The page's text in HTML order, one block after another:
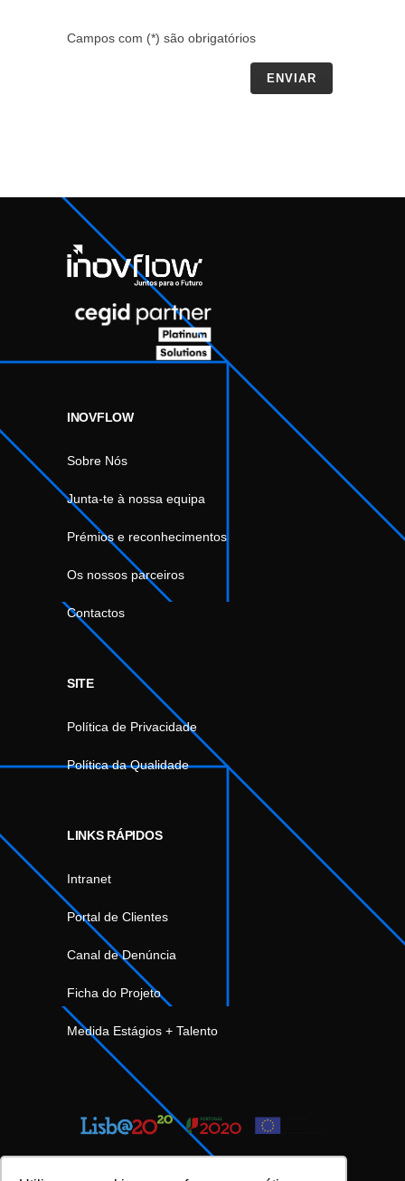
Campos com (*) são obrigatórios
INOVFLOW
Sobre Nós
Junta-te à nossa equipa
Prémios e reconhecimentos
Os nossos parceiros
Contactos
SITE
Política de Privacidade
Política da Qualidade
LINKS RÁPIDOS
Intranet
Portal de Clientes
Canal de Denúncia
Ficha do Projeto
Medida Estágios + Talento